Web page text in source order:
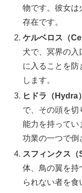
物です。彼女は
存在です。
ケルベロス（
犬で、冥界の入
に入ることを防
します。
ヒドラ（Hydra）
で、その頭を切
能力を持ってい
功業の一つで倒
スフィンクス（
体、鳥の翼を持
られない者を食